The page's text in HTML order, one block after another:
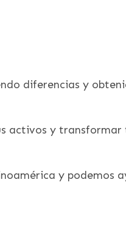
diferencias y
activos y transformar
y podemos